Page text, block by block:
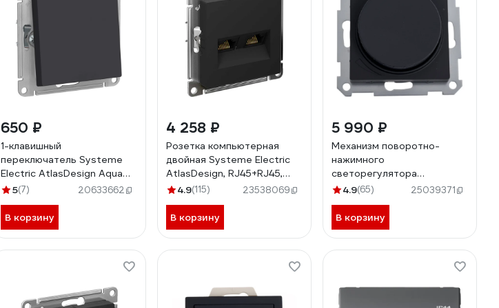
650 ₽
1-клавишный
переключатель Systeme
Electric AtlasDesign Aqua
Карбон, сх.6 SE ATN441061
5(7) 20633662
В корзину
4 258 ₽
Розетка компьютерная
двойная Systeme Electric
AtlasDesign, RJ45+RJ45,
кат.6А, механизм, Карбон
4.9(115) 23538069
В корзину
5 990 ₽
Механизм поворотно-
нажимного
светорегулятора
(диммера) Systeme Electric
карбон ATN001023
4.9(65) 25039371
В корзину